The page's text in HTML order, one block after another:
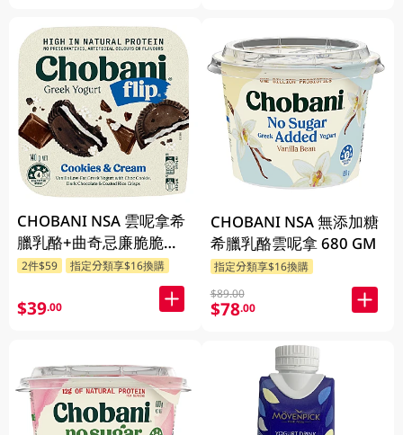
CHOBANI NSA 雲呢拿希
臘乳酪+曲奇忌廉脆脆
140 GM
2件$59 指定分類享$16換購
$39.00
CHOBANI NSA 無添加糖
希臘乳酪雲呢拿 680 GM
指定分類享$16換購
$89.00
$78.00